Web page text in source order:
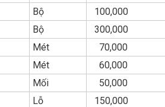
Bộ
100,000
Bộ
300,000
Mét
70,000
Mét
60,000
Mối
50,000
Lỗ
150,000